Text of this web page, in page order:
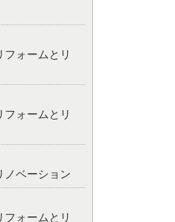
ォームとリ
ォームとリ
ベーション
ォームとリ